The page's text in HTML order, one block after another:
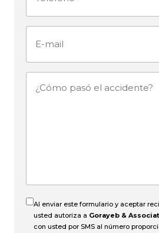
¿Cómo
Al enviar este formulario y aceptar
usted autoriza a Gorayeb &
con usted por SMS al número